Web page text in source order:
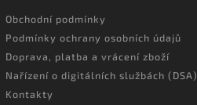
Obchodní podmínky
Podmínky ochrany osobních údajů
Doprava, platba a vrácení zboží
Nařízení o digitálních službách (DSA)
Kontakty